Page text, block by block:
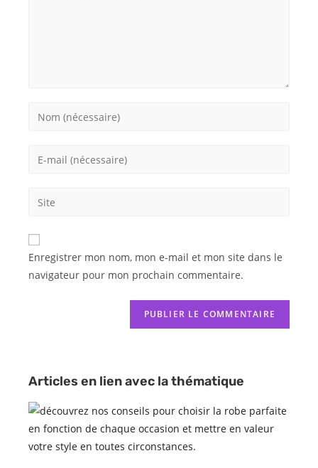
Enregistrer mon nom, mon e-mail et mon site dans le
navigateur pour mon prochain commentaire.
Articles en lien avec la thématique